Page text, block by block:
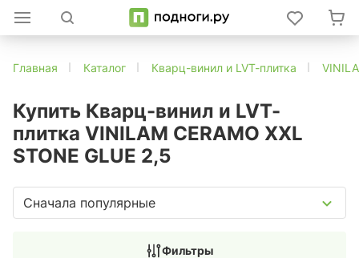
Главная Каталог Кварц-винил и LVT-плитка
Купить Кварц-винил и LVT-
плитка VINILAM CERAMO XXL
STONE GLUE 2,5
Сначала популярные
Фильтры